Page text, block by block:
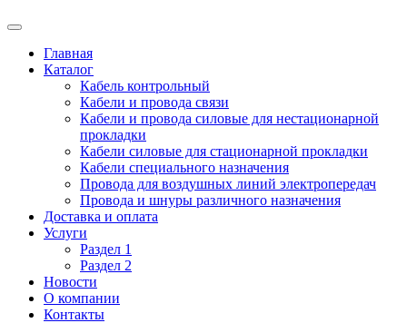
Главная
Каталог
Кабель контрольный
Кабели и провода связи
Кабели и провода силовые для нестационарной
прокладки
Кабели силовые для стационарной прокладки
Кабели специального назначения
Провода для воздушных линий электропередач
Провода и шнуры различного назначения
Доставка и оплата
Услуги
Раздел 1
Раздел 2
Новости
О компании
Контакты